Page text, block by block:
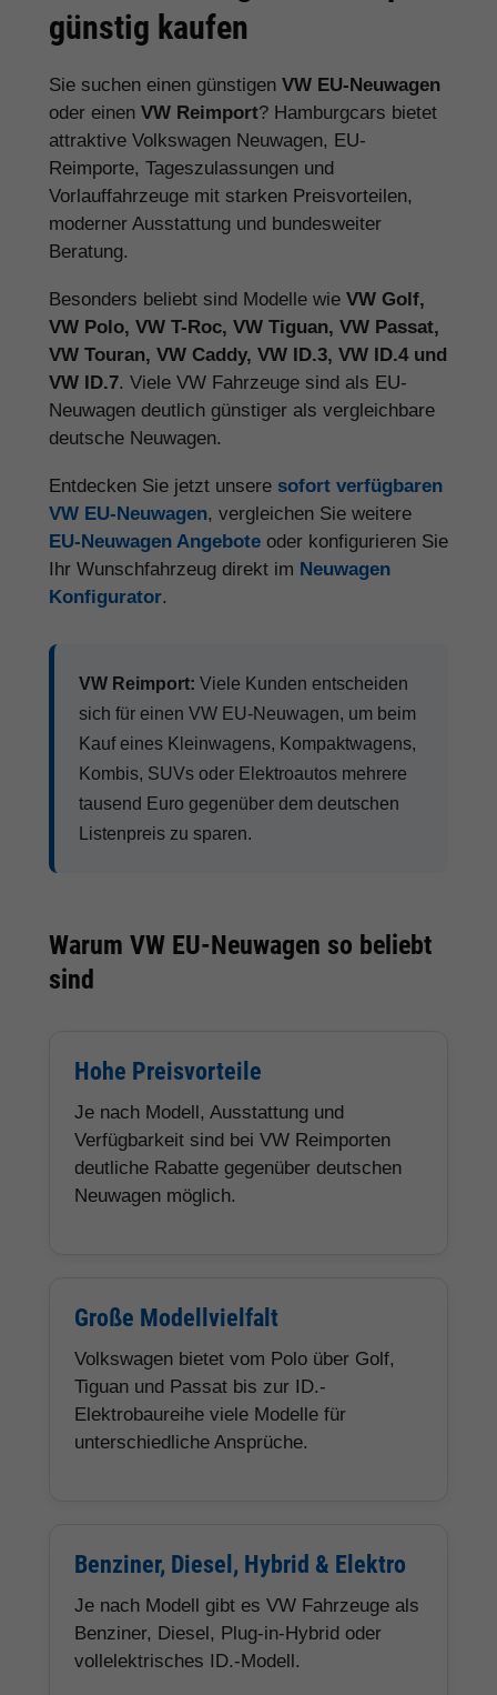
günstig kaufen
Sie suchen einen günstigen VW EU-Neuwagen
oder einen VW Reimport? Hamburgcars bietet
attraktive Volkswagen Neuwagen, EU-
Reimporte, Tageszulassungen und
Vorlauffahrzeuge mit starken Preisvorteilen,
moderner Ausstattung und bundesweiter
Beratung.
Besonders beliebt sind Modelle wie VW Golf,
VW Polo, VW T-Roc, VW Tiguan, VW Passat,
VW Touran, VW Caddy, VW ID.3, VW ID.4 und
VW ID.7. Viele VW Fahrzeuge sind als EU-
Neuwagen deutlich günstiger als vergleichbare
deutsche Neuwagen.
Entdecken Sie jetzt unsere sofort verfügbaren
VW EU-Neuwagen, vergleichen Sie weitere
EU-Neuwagen Angebote oder konfigurieren Sie
Ihr Wunschfahrzeug direkt im Neuwagen
Konfigurator.
VW Reimport: Viele Kunden entscheiden
sich für einen VW EU-Neuwagen, um beim
Kauf eines Kleinwagens, Kompaktwagens,
Kombis, SUVs oder Elektroautos mehrere
tausend Euro gegenüber dem deutschen
Listenpreis zu sparen.
Warum VW EU-Neuwagen so beliebt
sind
Hohe Preisvorteile
Je nach Modell, Ausstattung und
Verfügbarkeit sind bei VW Reimporten
deutliche Rabatte gegenüber deutschen
Neuwagen möglich.
Große Modellvielfalt
Volkswagen bietet vom Polo über Golf,
Tiguan und Passat bis zur ID.-
Elektrobaureihe viele Modelle für
unterschiedliche Ansprüche.
Benziner, Diesel, Hybrid & Elektro
Je nach Modell gibt es VW Fahrzeuge als
Benziner, Diesel, Plug-in-Hybrid oder
vollelektrisches ID.-Modell.